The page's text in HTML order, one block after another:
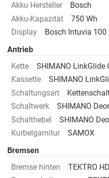
Akku Hersteller
Bosch
Akku-Kapazität
750 Wh
Display
Bosch Intuvia 100
Antrieb
Kette
SHIMANO LinkGlide
Kassette
SHIMANO
Schaltungsart
Schaltwerk
SHIMANO
Schalthebel
SHIMANO
Kurbelgarnitur
SAMOX
Bremsen
Bremse hinten
TEKTRO